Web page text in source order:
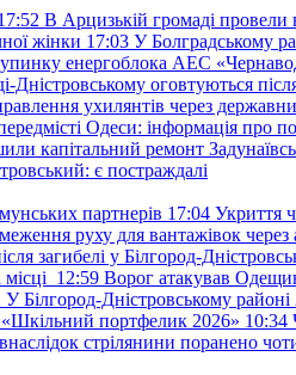
В Арцизькій громаді провели
жінки 17:03 У Болградському
енергоблока АЕС
Дністровському оговтуються
ухилянтів через
Одеси: інформація
капітальний ремонт
є постраждалі
партнерів 17:04 Укриття
руху для вантажівок через
загибелі у Білгород-
12:59 Ворог атакував
У Білгород-Дністровському районі
«Шкільний портфелик 2026» 10:34
стрілянини поранено